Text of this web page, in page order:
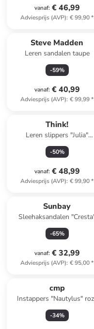
vanaf: € 46,99
Adviesprijs (AVP): € 99,90*
Steve Madden
Leren sandalen taupe
-59%
vanaf: € 40,99
Adviesprijs (AVP): € 99,99*
Think!
Leren slippers "Julia"
turquoise
-50%
vanaf: € 48,99
Adviesprijs (AVP): € 99,90*
Sunbay
Sleehaksandalen
goudkleurig
-65%
vanaf: € 32,99
Adviesprijs (AVP): € 95,00*
cmp
Instappers "Nautylus"
-34%